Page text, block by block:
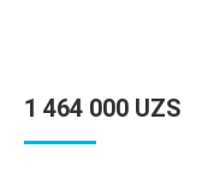
1 464 000 UZS